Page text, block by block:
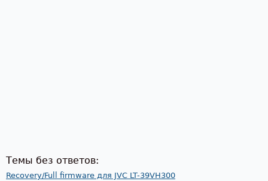
Темы без ответов:
Recovery/Full firmware для JVC LT-39VH300